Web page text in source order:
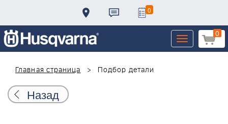
0
0
Toggle
navigation
Главная страница
Подбор детали
Назад